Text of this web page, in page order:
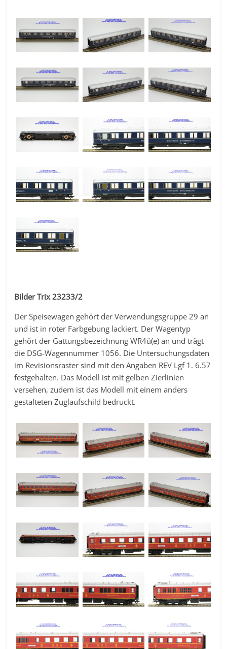
Bilder Trix 23233/2
Der Speisewagen gehört der Verwendungsgruppe 29 an
und ist in roter Farbgebung lackiert. Der Wagentyp
gehört der Gattungsbezeichnung WR4ü(e) an und trägt
die DSG-Wagennummer 1056. Die Untersuchungsdaten
im Revisionsraster sind mit den Angaben REV Lgf 1. 6.57
festgehalten. Das Modell ist mit gelben Zierlinien
versehen, zudem ist das Modell mit einem anders
gestalteten Zuglaufschild bedruckt.